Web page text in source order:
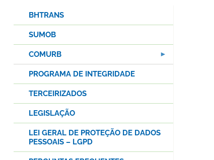
BHTRANS
SUMOB
COMURB
PROGRAMA DE INTEGRIDADE
TERCEIRIZADOS
LEGISLAÇÃO
LEI GERAL DE PROTEÇÃO DE DADOS
PESSOAIS – LGPD